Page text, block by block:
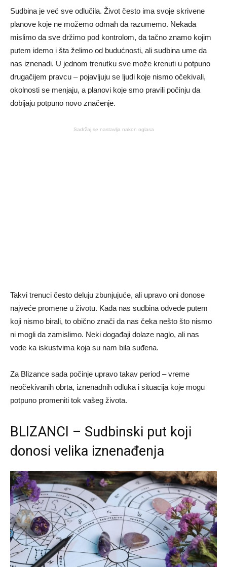
Sudbina je već sve odlučila. Život često ima svoje skrivene
planove koje ne možemo odmah da razumemo. Nekada
mislimo da sve držimo pod kontrolom, da tačno znamo kojim
putem idemo i šta želimo od budućnosti, ali sudbina ume da
nas iznenadi. U jednom trenutku sve može krenuti u potpuno
drugačijem pravcu – pojavljuju se ljudi koje nismo očekivali,
okolnosti se menjaju, a planovi koje smo pravili počinju da
dobijaju potpuno novo značenje.
Sadržaj se nastavlja nakon oglasa
Takvi trenuci često deluju zbunjujuće, ali upravo oni donose
najveće promene u životu. Kada nas sudbina odvede putem
koji nismo birali, to obično znači da nas čeka nešto što nismo
ni mogli da zamislimo. Neki događaji dolaze naglo, ali nas
vode ka iskustvima koja su nam bila suđena.
Za Blizance sada počinje upravo takav period – vreme
neočekivanih obrta, iznenadnih odluka i situacija koje mogu
potpuno promeniti tok vašeg života.
BLIZANCI – Sudbinski put koji
donosi velika iznenađenja